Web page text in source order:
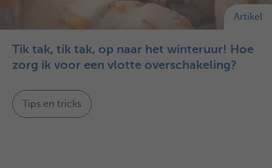
Artikel
Tik tak, tik tak, op naar het winteruur! Hoe
zorg ik voor een vlotte overschakeling?
Tips en tricks